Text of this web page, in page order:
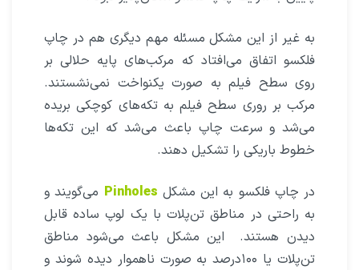
به غیر از این مشکل مسئله مهم دیگری هم در چاپ
فلکسو اتفاق می‌افتاد که مرکب‌های پایه حلالی بر
روی سطح فیلم به صورت یکنواخت نمی‌نشستند.
مرکب بر روری سطح فیلم به تکه‌های کوچکی بریده
می‌شد و سرعت چاپ باعث می‌شد که این تکه‌ها
خطوط باریکی را تشکیل دهند.
در چاپ فلکسو به این مشکل Pinholes می‌گویند و
به راحتی در مناطق تن‌پلات با یک لوپ ساده قابل
دیدن هستند.
این مشکل باعث می‌شود مناطق
تن‌پلات یا ۱۰۰درصد به صورت ناهموار دیده شوند و